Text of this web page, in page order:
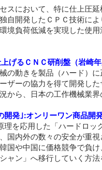
スにおいて、特に仕上圧
自開発したＣＰＣ技術
境負荷低減を実現した使
げるＣＮＣ研削盤（岩崎年
の動きを製品（ハード）
ザーの協力を得て開発し
ら、日本の工作機械業界
発｣:オンリーワン商品開
を応用した「ハードロ
国内外の数々の安全が重
国や中国に価格競争で負
ン」へ移行していく方